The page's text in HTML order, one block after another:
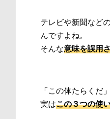
テレビや新聞など
んですよね。
そんな意味を誤用
「この体たらくだ
実はこの３つの使